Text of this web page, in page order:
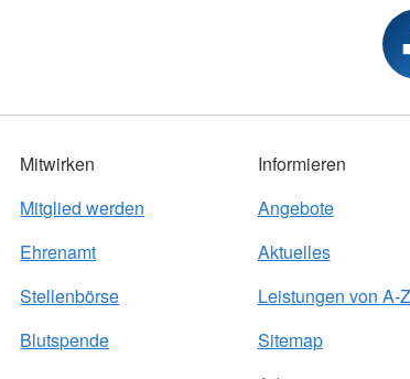
Mitwirken
Mitglied werden
Ehrenamt
Stellenbörse
Blutspende
Informieren
Angebote
Aktuelles
Leistungen von A-Z
Sitemap